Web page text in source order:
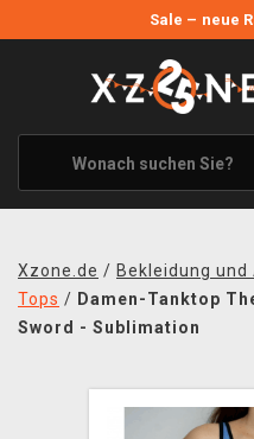
Sale – neue
ANGEBOTE
ALLE MARKEN
XZONE ORIGINALS
KLEIDUNG &
BÜCHER & COMICS
Xzone.de / Bekleidung und
Tops / Damen-Tanktop
Sword - Sublimation